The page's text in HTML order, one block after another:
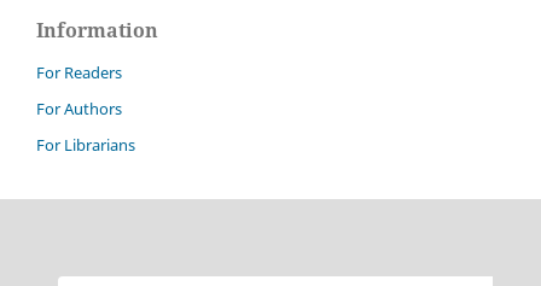
Information
For Readers
For Authors
For Librarians